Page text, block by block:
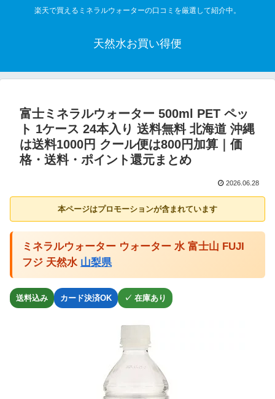
楽天で買えるミネラルウォーターの口コミを厳選して紹介中。
天然水お買い得便
富士ミネラルウォーター 500ml PET ペッ
ト 1ケース 24本入り 送料無料 北海道 沖縄
は送料1000円 クール便は800円加算｜価
格・送料・ポイント還元まとめ
2026.06.28
本ページはプロモーションが含まれています
ミネラルウォーター ウォーター 水 富士山 FUJI
フジ 天然水 山梨県
送料込み カード決済OK ✓ 在庫あり